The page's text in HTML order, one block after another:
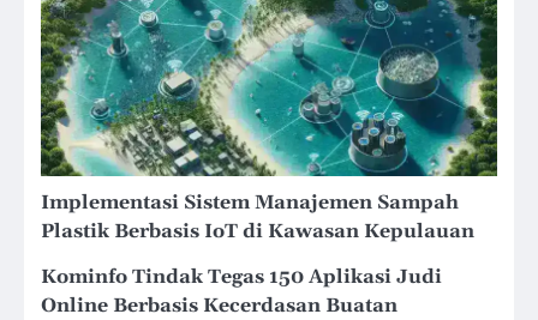
Implementasi Sistem Manajemen Sampah
Plastik Berbasis IoT di Kawasan Kepulauan
Kominfo Tindak Tegas 150 Aplikasi Judi
Online Berbasis Kecerdasan Buatan